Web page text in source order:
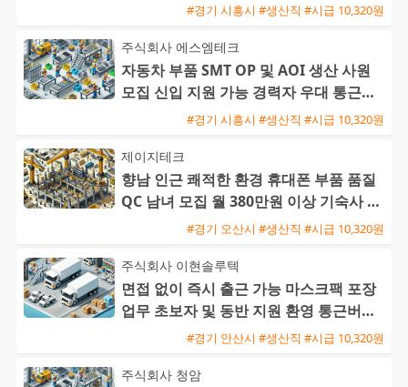
#경기 시흥시 #생산직 #시급 10,320원
주식회사 에스엠테크
자동차 부품 SMT OP 및 AOI 생산 사원
모집 신입 지원 가능 경력자 우대 통근버
#경기 시흥시 #생산직 #시급 10,320원
제이지테크
향남 인근 쾌적한 환경 휴대폰 부품 품질
QC 남녀 모집 월 380만원 이상 기숙사 제
#경기 오산시 #생산직 #시급 10,320원
주식회사 이현솔루텍
면접 없이 즉시 출근 가능 마스크팩 포장
업무 초보자 및 동반 지원 환영 통근버스
#경기 안산시 #생산직 #시급 10,320원
주식회사 청암